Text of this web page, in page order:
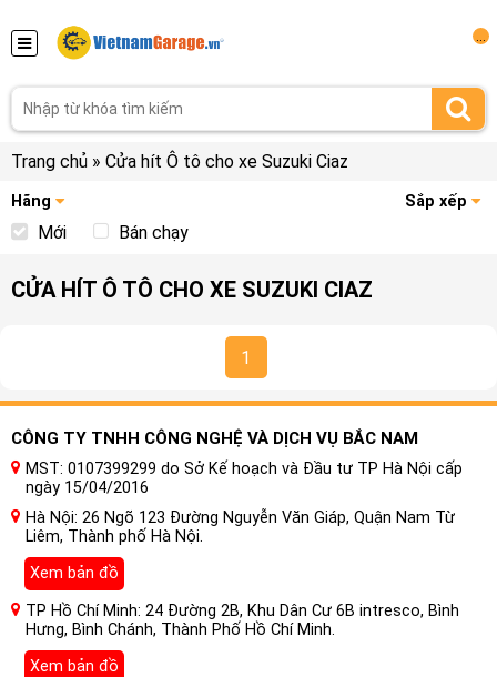
Trang chủ » Cửa hít Ô tô cho xe Suzuki Ciaz
Hãng Sắp xếp
Mới Bán chạy
CỬA HÍT Ô TÔ CHO XE SUZUKI CIAZ
1
CÔNG TY TNHH CÔNG NGHỆ VÀ DỊCH VỤ BẮC NAM
MST: 0107399299 do Sở Kế hoạch và Đầu tư TP Hà Nội cấp
ngày 15/04/2016
Hà Nội: 26 Ngõ 123 Đường Nguyễn Văn Giáp, Quận Nam Từ
Liêm, Thành phố Hà Nội.
Xem bản đồ
TP Hồ Chí Minh: 24 Đường 2B, Khu Dân Cư 6B intresco, Bình
Hưng, Bình Chánh, Thành Phố Hồ Chí Minh.
Xem bản đồ